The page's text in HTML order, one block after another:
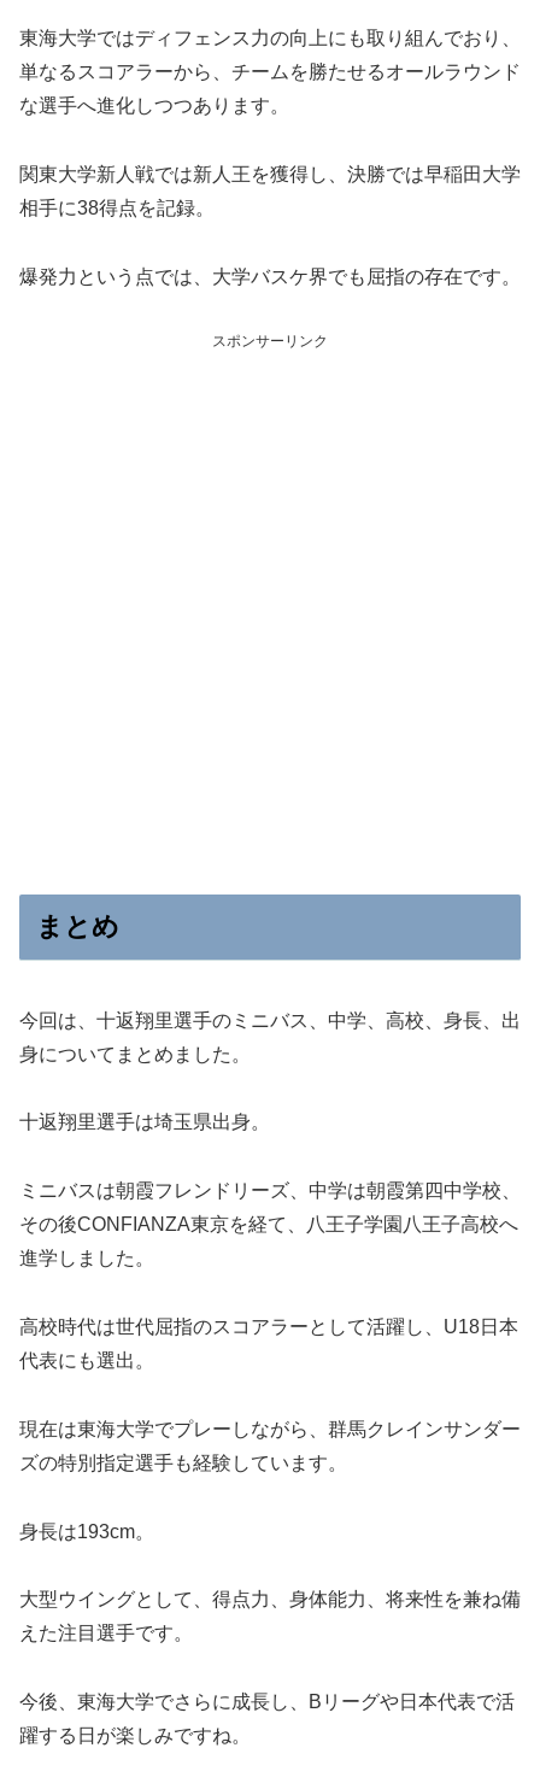
東海大学ではディフェンス力の向上にも取り組んでおり、
単なるスコアラーから、チームを勝たせるオールラウンド
な選手へ進化しつつあります。
関東大学新人戦では新人王を獲得し、決勝では早稲田大学
相手に38得点を記録。
爆発力という点では、大学バスケ界でも屈指の存在です。
スポンサーリンク
まとめ
今回は、十返翔里選手のミニバス、中学、高校、身長、出
身についてまとめました。
十返翔里選手は埼玉県出身。
ミニバスは朝霞フレンドリーズ、中学は朝霞第四中学校、
その後CONFIANZA東京を経て、八王子学園八王子高校へ
進学しました。
高校時代は世代屈指のスコアラーとして活躍し、U18日本
代表にも選出。
現在は東海大学でプレーしながら、群馬クレインサンダー
ズの特別指定選手も経験しています。
身長は193cm。
大型ウイングとして、得点力、身体能力、将来性を兼ね備
えた注目選手です。
今後、東海大学でさらに成長し、Bリーグや日本代表で活
躍する日が楽しみですね。